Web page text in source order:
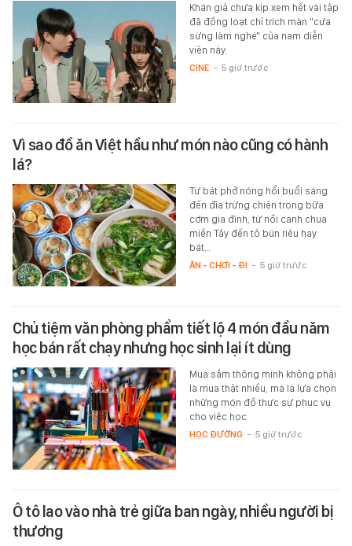
Khán giả chưa kịp xem hết vài tập
đã đồng loạt chỉ trích màn "cưa
sừng làm nghé" của nam diễn
viên này.
CINE - 5 giờ trước
Vì sao đồ ăn Việt hầu như món nào cũng có hành
lá?
Từ bát phở nóng hổi buổi sáng
đến đĩa trứng chiên trong bữa
cơm gia đình, từ nồi canh chua
miền Tây đến tô bún riêu hay
bát…
ĂN - CHƠI - ĐI - 5 giờ trước
Chủ tiệm văn phòng phẩm tiết lộ 4 món đầu năm
học bán rất chạy nhưng học sinh lại ít dùng
Mua sắm thông minh không phải
là mua thật nhiều, mà là lựa chọn
những món đồ thực sự phục vụ
cho việc học.
HỌC ĐƯỜNG - 5 giờ trước
Ô tô lao vào nhà trẻ giữa ban ngày, nhiều người bị
thương